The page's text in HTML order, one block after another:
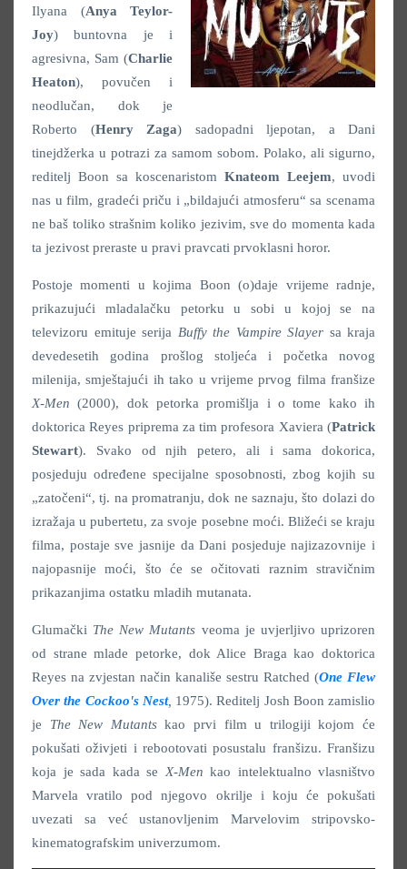
Ilyana (Anya Teylor-
Joy) buntovna je i
agresivna, Sam (Charlie
Heaton), povučen i
neodlučan, dok je
Roberto (Henry Zaga) sadopadni ljepotan, a Dani
tinejdžerka u potrazi za samom sobom. Polako, ali sigurno,
reditelj Boon sa koscenaristom Knateom Leejem, uvodi
nas u film, gradeći priču i „bildajući atmosferu“ sa scenama
ne baš toliko strašnim koliko jezivim, sve do momenta kada
ta jezivost preraste u pravi pravcati prvoklasni horor.
Postoje momenti u kojima Boon (o)daje vrijeme radnje,
prikazujući mladalačku petorku u sobi u kojoj se na
televizoru emituje serija Buffy the Vampire Slayer sa kraja
devedesetih godina prošlog stoljeća i početka novog
milenija, smještajući ih tako u vrijeme prvog filma franšize
X-Men(2000), dok petorka promišlja i o tome kako ih
doktorica Reyes priprema za tim profesora Xaviera (Patrick
Stewart). Svako od njih petero, ali i sama dokorica,
posjeduju određene specijalne sposobnosti, zbog kojih su
„zatočeni“, tj. na promatranju, dok ne saznaju, što dolazi do
izražaja u pubertetu, za svoje posebne moći. Bližeći se kraju
filma, postaje sve jasnije da Dani posjeduje najizazovnije i
najopasnije moći, što će se očitovati raznim stravičnim
prikazanjima ostatku mladih mutanata.
Glumački The New Mutants veoma je uvjerljivo uprizoren
od strane mlade petorke, dok Alice Braga kao doktorica
Reyes na zvjestan način kanališe sestru Ratched (One Flew
Over the Cockoo's Nest, 1975). Reditelj Josh Boon zamislio
je The New Mutantskao prvi film u trilogiji kojom će
pokušati oživjeti i rebootovati posustalu franšizu. Franšizu
koja je sada kada se X-Men kao intelektualno vlasništvo
Marvela vratilo pod njegovo okrilje i koju će pokušati
uvezati sa već ustanovljenim Marvelovim stripovsko-
kinematografskim univerzumom.